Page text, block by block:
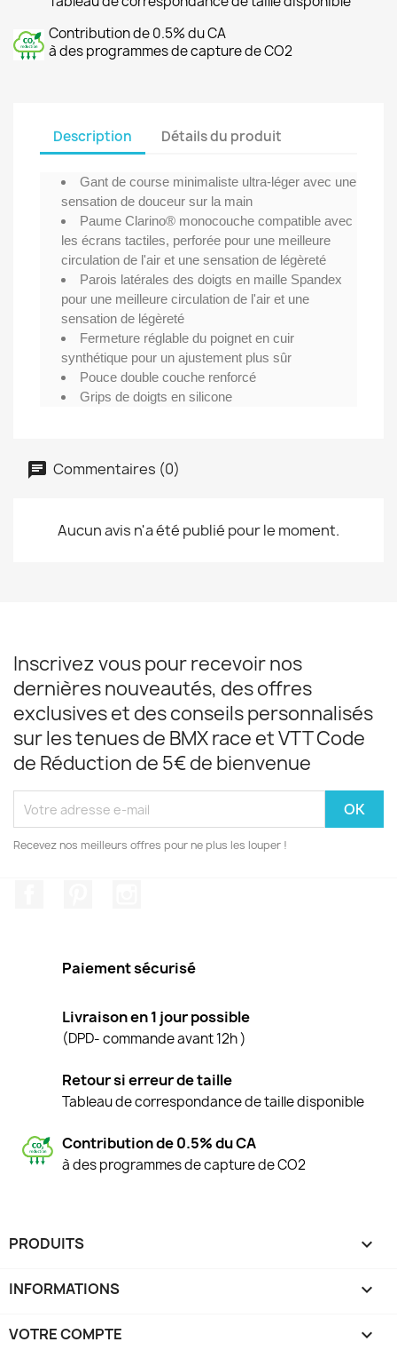
Contribution de 0.5% du CA
à des programmes de capture de CO2
Description Détails du produit
Gant de course minimaliste ultra-léger avec une
sensation de douceur sur la main
Paume Clarino® monocouche compatible avec
les écrans tactiles, perforée pour une meilleure
circulation de l'air et une sensation de légèreté
Parois latérales des doigts en maille Spandex
pour une meilleure circulation de l'air et une
sensation de légèreté
Fermeture réglable du poignet en cuir
synthétique pour un ajustement plus sûr
Pouce double couche renforcé
Grips de doigts en silicone
Commentaires (0)
Aucun avis n'a été publié pour le moment.
Inscrivez vous pour recevoir nos
dernières nouveautés, des offres
exclusives et des conseils personnalisés
sur les tenues de BMX race et VTT Code
de Réduction de 5€ de bienvenue
Recevez nos meilleurs offres pour ne plus les louper !
Paiement sécurisé
Livraison en 1 jour possible
(DPD- commande avant 12h )
Retour si erreur de taille
Tableau de correspondance de taille disponible
Contribution de 0.5% du CA
à des programmes de capture de CO2
PRODUITS 
INFORMATIONS 
VOTRE COMPTE 